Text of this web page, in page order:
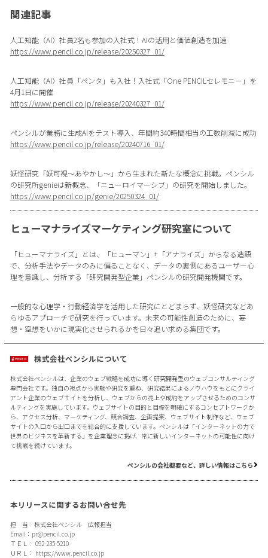
関連記事
人工知能（AI）社員2名も参加の入社式！AIの活用と価値創造を加速
https://www.pencil.co.jp/release/20250327_01/
人工知能（AI）社員「ペンタ」も入社！入社式「One PENCILセレモニー」を
4月1日に開催
https://www.pencil.co.jp/release/20240327_01/
ペンシルが業務に生成AIをテスト導入、年間約340時間相当の工数削減に成功
https://www.pencil.co.jp/release/20240716_01/
妖怪研究「妖可視〜あやかし〜」から生まれた新たな概念に挑戦。ペンシル
の研究所genieは新概念、「ニューロイマーシブ」の研究を開始しました。
https://www.pencil.co.jp/genie/20250324_01/
ヒューマナライズマーケティング研究室について
「ヒューマナライズ」とは、「ヒューマン」+「アナライズ」からなる造語
で、分析手法やデータのみに偏ることなく、データの裏側にあるユーザー心
理を意識し、分析する「研究開発型企業」ペンシルの研究開発機関です。
一般的な心理学・行動経済学を活用した研究にとどまらず、妖怪研究などあ
らゆるアプローチで研究を行っています。未来の可能性創造のために、妄
想・空想をいかに現実化させられるかを日々追い求める集団です。
株式会社ペンシルについて
株式会社ペンシルは、企業のウェブ戦略を成功に導く研究開発型のウェブコンサルティング
専門会社です。独自の視点から実験や研究を重ね、研究結果によるノウハウをもとにクライ
アント企業のウェブサイトを分析し、ウェブからの売上や成約をアップさせるためのコンサ
ルティングを実施しています。ウェブサイトの目的と目標を明確にするコンセプトワークか
ら、アクセス分析、マーケティング、競合調査、企画提案、ウェブサイト制作など、ウェブ
サイトの入口から出口までを総合的に支援しています。ペンシルは「インターネットの力で
世界のビジネスを革新する」を企業理念に掲げ、常に新しいインターネットの可能性に向け
て挑戦を続けています。
ペンシルの会社概要など、詳しい情報はこちら
本リリースに関するお問い合せ先
担 当：株式会社ペンシル 広報担当
Email： pr@pencil.co.jp
ＴＥＬ： 092-235-5210
ＵＲＬ： https://www.pencil.co.jp